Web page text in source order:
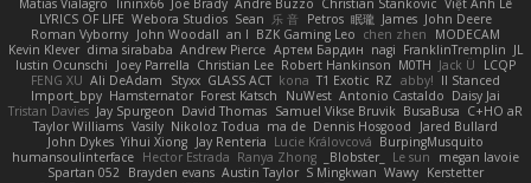
Matias Vialagro
lininx66 Joe Brady Andre Buzzo Christian Stankovic Việt Anh Lê
LYRICS OF LIFE Webora Studios Sean 乐 音 Petros 眠瓏 James John Deere
Roman Vyborny John Woodall an l BZK Gaming Leo chen zhen
MODECAM
Kevin Klever dima sirababa Andrew Pierce Артем Бардин nagi FranklinTremplin JL
Iustin Ocunschi
Joey Parrella Christian Lee Robert Hankinson M0TH Jack Ü
LCQP
FENG XU Ali DeAdam Styxx GLASS ACT kona T1 Exotic RZ abby! ll Stanced
Import_bpy Hamsternator Forest Katsch NuWest Antonio Castaldo Daisy Jai
Tristan Davies Jay Spurgeon David Thomas Samuel Vikse Bruvik BusaBusa C+HO aR
Taylor Williams Vasily Nikoloz Todua ma de Dennis Hosgood
Jared Bullard
John Dykes Yihui Xiong Jay Renteria Lucie Královcová BurpingMusquito
humansoulinterface Hector Estrada Ranya Zhong _Blobster_ Le sun
megan lavoie
Spartan 052 Brayden evans Austin Taylor S Mingkwan Wawy Kerstetter